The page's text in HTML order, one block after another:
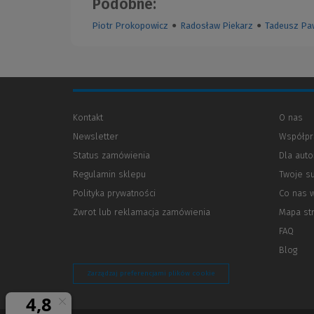
Podobne:
Piotr Prokopowicz ● Radosław Piekarz ● Tadeusz
Kontakt
Newsletter
Status zamówienia
Regulamin sklepu
Polityka prywatności
innej
Zwrot lub reklamacja zamówienia
O nas
Dla
Twoje
Co nas
Mapa
FAQ
Blog
Zarządzaj preferencjami plików cookie